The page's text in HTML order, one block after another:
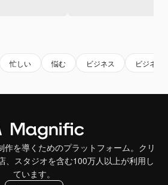
忙しい 悩む ビジネス ビジネス
作を導くためのプラットフォーム。クリ
、スタジオを含む100万人以上が利用し
ています。